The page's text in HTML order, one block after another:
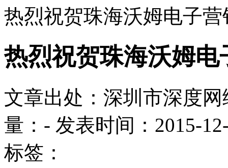
热烈祝贺珠海沃姆电子
热烈祝贺珠海沃姆
文章出处：深圳市深度
量： - 发表时间：2015-
标签：